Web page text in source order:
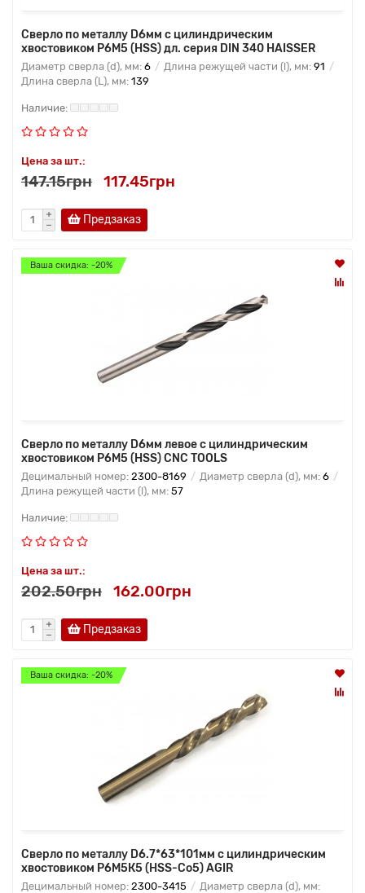
Сверло по металлу D6мм с цилиндрическим
хвостовиком Р6М5 (HSS) дл. серия DIN 340 HAISSER
Диаметр сверла (d), мм: 6 Длина режущей части (l), мм: 91
Длина сверла (L), мм: 139
Цена за шт.:
147.15грн 117.45грн
Предзаказ
Ваша скидка: -20%
Сверло по металлу D6мм левое с цилиндрическим
хвостовиком Р6М5 (HSS) CNC TOOLS
Децимальный номер: 2300-8169 Диаметр сверла (d), мм: 6
Длина режущей части (l), мм: 57
Цена за шт.:
202.50грн 162.00грн
Предзаказ
Ваша скидка: -20%
Сверло по металлу D6.7*63*101мм с цилиндрическим
хвостовиком Р6М5К5 (HSS-Co5) AGIR
Децимальный номер: 2300-3415
Диаметр сверла (d), мм: